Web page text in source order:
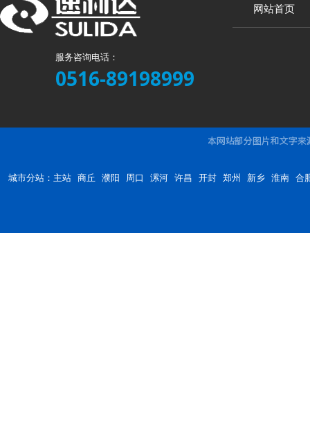
服务咨询电话：
0516-89198999
网站首页
城市分站： 主站 商丘 濮阳 周口 漯河 许昌 开封 郑州 新乡 淮南 合